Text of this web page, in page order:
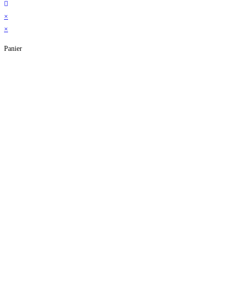
×
×
Panier